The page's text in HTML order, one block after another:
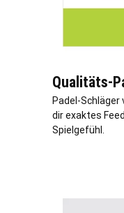
Qualitäts-
Padel-Schläger
dir exaktes
Spielgefühl.